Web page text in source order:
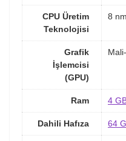
CPU Üretim
Teknolojisi
8 nm
Grafik
İşlemcisi
(GPU)
Ram 4
Dahili Hafıza 64